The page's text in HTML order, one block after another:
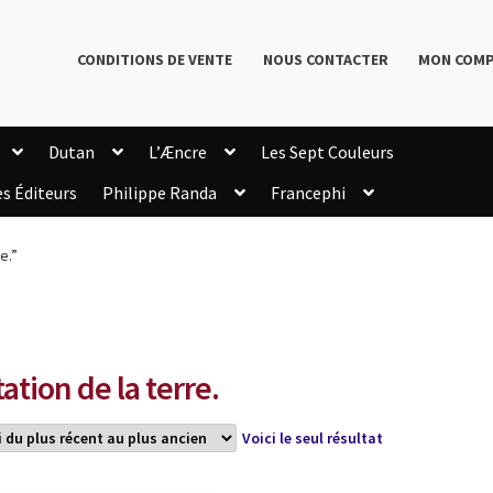
CONDITIONS DE VENTE NOUS CONTACTER MON
Dutan L’Æncre
Les Sept Couleurs
Éditeurs Philippe Randa
Francephi
de la terre.
Voici le seul résultat